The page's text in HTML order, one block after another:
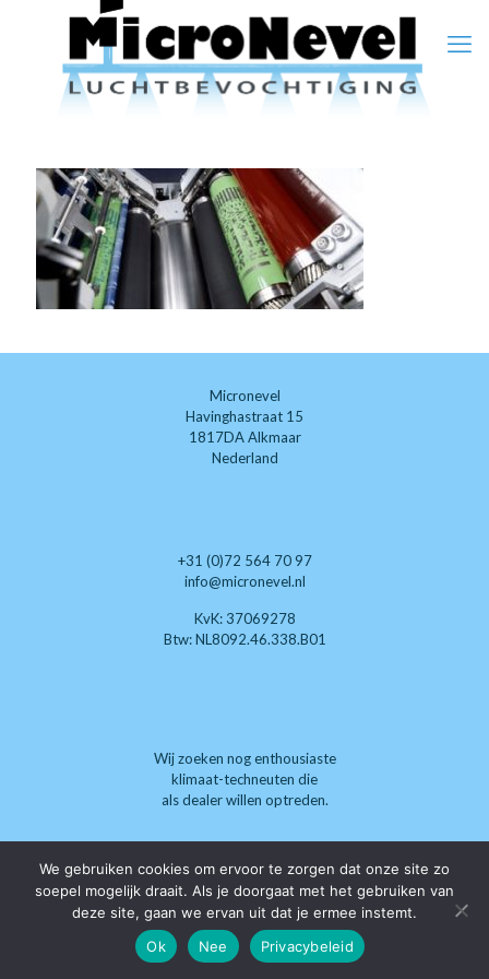
Micronevel
Havinghastraat 15
1817DA Alkmaar
Nederland
+31 (0)72 564 70 97
info@micronevel.nl
KvK: 37069278
Btw: NL8092.46.338.B01
Wij zoeken nog enthousiaste
klimaat-techneuten die
als dealer willen optreden.
We gebruiken cookies om ervoor te zorgen dat onze site zo
soepel mogelijk draait. Als je doorgaat met het gebruiken van
deze site, gaan we ervan uit dat je ermee instemt.
Ok
Nee Privacybeleid